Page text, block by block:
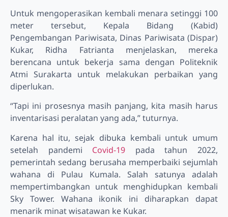
Untuk mengoperasikan kembali menara setinggi 100
meter tersebut, Kepala Bidang (Kabid)
Pengembangan Pariwisata, Dinas Pariwisata (Dispar)
Kukar, Ridha Fatrianta menjelaskan, mereka
berencana untuk bekerja sama dengan Politeknik
Atmi Surakarta untuk melakukan perbaikan yang
diperlukan.
“Tapi ini prosesnya masih panjang, kita masih harus
inventarisasi peralatan yang ada,” tuturnya.
Karena hal itu, sejak dibuka kembali untuk umum
setelah pandemi Covid-19 pada tahun 2022,
pemerintah sedang berusaha memperbaiki sejumlah
wahana di Pulau Kumala. Salah satunya adalah
mempertimbangkan untuk menghidupkan kembali
Sky Tower. Wahana ikonik ini diharapkan dapat
menarik minat wisatawan ke Kukar.